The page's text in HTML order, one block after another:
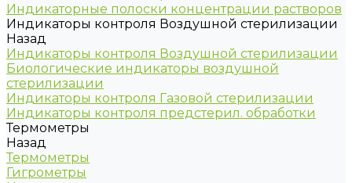
Индикаторные полоски концентрации растворов
Индикаторы контроля Воздушной стерилизации
Назад
Индикаторы контроля Воздушной стерилизации
Биологические индикаторы воздушной
стерилизации
Индикаторы контроля Газовой стерилизации
Индикаторы контроля предстерил. обработки
Термометры
Назад
Термометры
Гигрометры